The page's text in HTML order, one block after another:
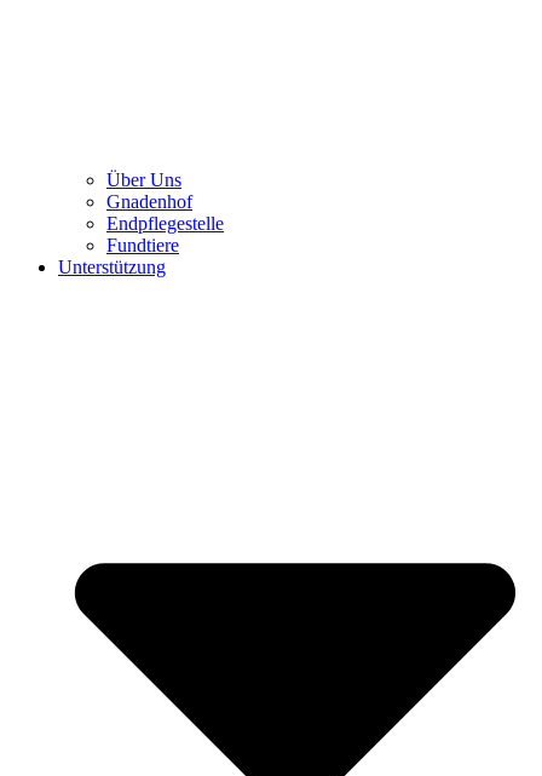
Über Uns
Gnadenhof
Endpflegestelle
Fundtiere
Unterstützung